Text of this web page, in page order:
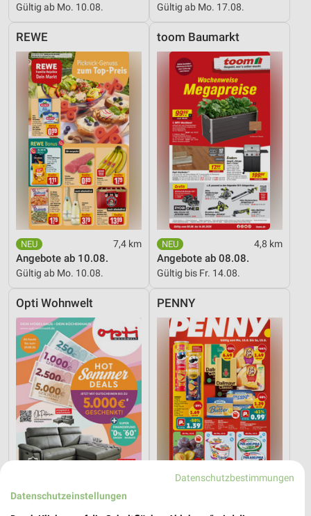
Gültig ab Mo. 10.08. Gültig ab Mo. 17.08.
REWE
7,4 km
Angebote ab 10.08.
Gültig ab Mo. 10.08.
toom Baumarkt
4,8 km
Angebote ab 08.08.
Gültig bis Fr. 14.08.
Opti Wohnwelt PENNY
Datenschutzbestimmungen
Datenschutzeinstellungen